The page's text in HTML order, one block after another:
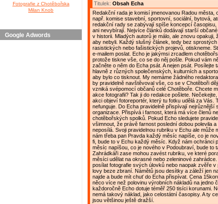
Fotografie z Chotěbořska
Milan Knob
Google Adwords
Titulek: Obsah Echa
Redakční rada je komisí jmenovanou Radou města,
např. komise stavební, sportovní, sociální, bytová,
redakční rady se zabývají spíše koncepcí časopisu,
ani nevybírají. Nejvíce článků dodávají starší
v historii. Mladých autorů je málo, ale znovu opakuji,
aby nebyli. Každý slušný článek, tedy bez
rasistických nebo fašistických projevů, otiskneme.
e-mailem poslat. Echo je jakýmsi zrcadlem
protože tiskne vše, co se do něj pošle. Pokud vám
začněte o něm do Echa psát. A nejen psát. Posílejte
hlavně z různých společenských, kulturních a
aby bylo co tisknout. My nemáme žádného
by pravidelně navštěvoval vše, co se v Chotěboři
vzniká svépomocí občanů celé Chotěboře. Chcete
akce fotografii? Tak ji do redakce pošlete.
akci objeví fotoreportér, který tu fotku udělá za Vás.
nefunguje. Do Echa pravidelně přispívají nejrůznější
organizace. Přispívá i farnost, která má více členů
chotěbořských spolků. Pokud Echo sledujete
všimnout, že právě farnost poslední dobou polevila
neposílá. Svoji pravidelnou rubriku v Echu ale může
nám třeba pan Pravda každý měsíc napíše, co je
fi, bude to v Echu každý měsíc. Když nám ochránci
měsíc napíšou, co je nového v Podoubraví, bude to
Zahrádkáři zase mohou zavést rubriku, ve které
měsíci udělat na okrasné nebo zeleninové
posílat fotografie svých úlovků nebo naopak zvěře v
lovy beze zbraní. Námětů jsou desítky a záleží jen
najde a bude mít chuť do Echa přispívat. Cena
něco více než polovinu výrobních nákladů na jedno
každoročně Echo dotuje téměř 250 tisíci korunami.
nemá takový náklad, jako celostátní časopisy. A ty
jsou většinou ještě dražší.